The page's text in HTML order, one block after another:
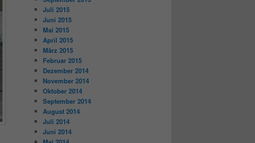
Juli 2015
Juni 2015
Mai 2015
April 2015
März 2015
Februar 2015
Dezember 2014
November 2014
Oktober 2014
September 2014
August 2014
Juli 2014
Juni 2014